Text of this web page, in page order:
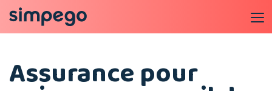
Assurance pour